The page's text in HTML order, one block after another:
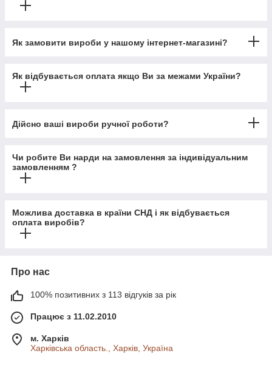
Як замовити вироби у нашому інтернет-магазині?
Як відбувається оплата якщо Ви за межами України?
Дійсно ваші вироби ручної роботи?
Чи робите Ви нарди на замовлення за індивідуальним
замовленням ?
Можлива доставка в країни СНД і як відбувається
оплата виробів?
Про нас
100% позитивних з 113 відгуків за рік
Працює з 11.02.2010
м. Харків
Харківська область., Харків, Україна